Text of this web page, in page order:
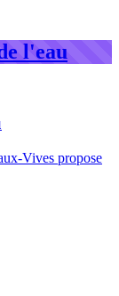
l'eau
Vives propose